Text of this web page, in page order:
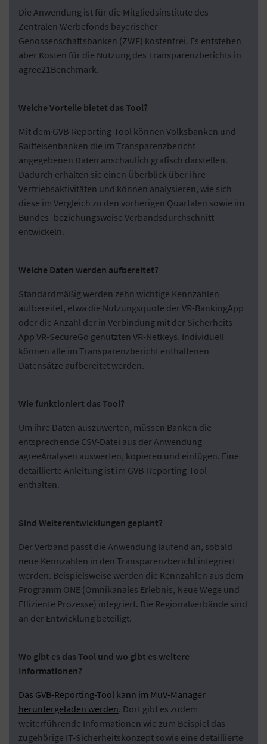
Die Anwendung ist für die Mitgliedsinstitute des
Zentralen Werbefonds bayerischer
Genossenschaftsbanken (ZWF) kostenfrei. Es entstehen
aber Kosten für die Nutzung des Transparenzberichts in
agree21Benchmark.
Welche Vorteile bietet das Tool?
Mit dem GVB-Reporting-Tool können Volksbanken und
Raiffeisenbanken die im Transparenzbericht
angegebenen Daten anschaulich grafisch darstellen.
Dadurch erhalten sie einen Überblick über ihre
Vertriebsaktivitäten und können analysieren, wie sich
diese im Vergleich zu den vorherigen Quartalen sowie im
Bundes- beziehungsweise Verbandsdurchschnitt
entwickeln.
Welche Daten werden aufbereitet?
Standardmäßig werden zehn wichtige Kennzahlen
aufbereitet, etwa die Nutzungsquote der VR-BankingApp
oder die Anzahl der in Verbindung mit der Sicherheits-
App VR-SecureGo genutzten VR-Netkeys. Individuell
können alle im Transparenzbericht enthaltenen
Datensätze aufbereitet werden.
Wie funktioniert das Tool?
Um ihre Daten auszuwerten, müssen Banken die
entsprechende CSV-Datei aus der Anwendung
agreeAnalysen auswerten, kopieren und einfügen. Eine
detaillierte Anleitung ist im GVB-Reporting-Tool
enthalten.
Sind Weiterentwicklungen geplant?
Der Verband passt die Anwendung laufend an, sobald
neue Kennzahlen in den Transparenzbericht integriert
werden. Beispielsweise werden die Kennzahlen aus dem
Programm ONE (Omnikanales Erlebnis, Neue Wege und
Effiziente Prozesse) integriert. Die Regionalverbände sind
an der Entwicklung beteiligt.
Wo gibt es das Tool und wo gibt es weitere
Informationen?
Das GVB-Reporting-Tool kann im MuV-Manager
heruntergeladen werden. Dort gibt es zudem
weiterführende Informationen wie zum Beispiel das
zugehörige IT-Sicherheitskonzept sowie eine detaillierte